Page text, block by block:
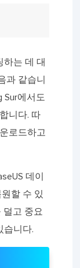
하는 데 대
과 같습니
Sur에서도
니다. 따
로드하고
데이
할 수 있
덜고 중요
습니다.